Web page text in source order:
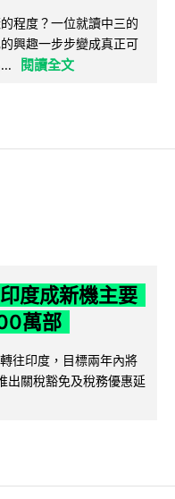
程度？一位就讀中三的
興趣一步步變成真正可
閱讀全文
度成新機主要
萬部
往印度，目標兩年內將
出關稅豁免及稅務優惠延